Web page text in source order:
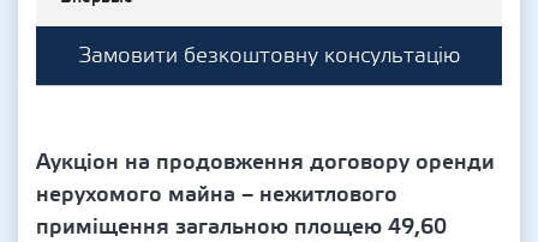
Замовити безкоштовну консультацію
Аукціон на продовження договору оренди
нерухомого майна – нежитлового
приміщення загальною площею 49,60